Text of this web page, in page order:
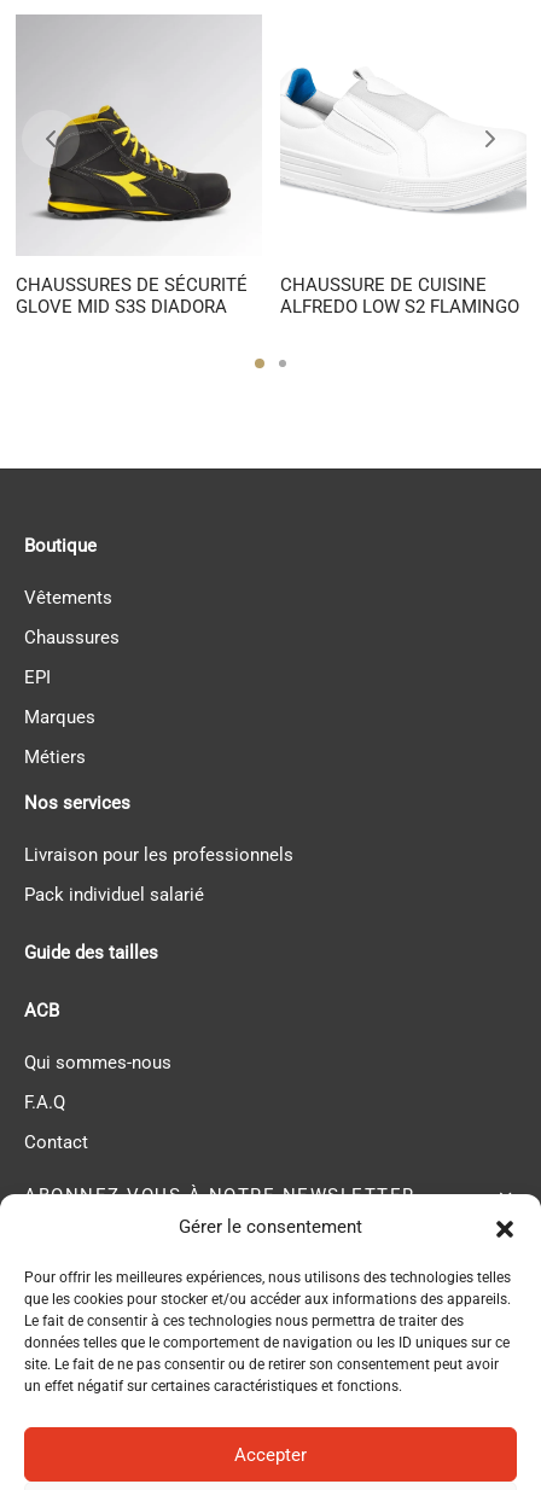
Gérer le consentement
Pour offrir les meilleures expériences, nous utilisons des technologies telles
que les cookies pour stocker et/ou accéder aux informations des appareils.
Le fait de consentir à ces technologies nous permettra de traiter des
données telles que le comportement de navigation ou les ID uniques sur ce
site. Le fait de ne pas consentir ou de retirer son consentement peut avoir
un effet négatif sur certaines caractéristiques et fonctions.
Accepter
CHAUSSURES DE SÉCURITÉ
GLOVE MID S3S DIADORA
CHAUSSURE DE CUISINE
ALFREDO LOW S2 FLAMINGO
ABONNEZ-VOUS À NOTRE NEWSLETTER
ACB membre du
Réseau EPI Center
Nos services
Livraison pour les professionnels
Pack individuel salarié
Guide des tailles
ACB
Qui sommes-nous
F.A.Q
Contact
Boutique
Vêtements
Chaussures
EPI
Marques
Métiers